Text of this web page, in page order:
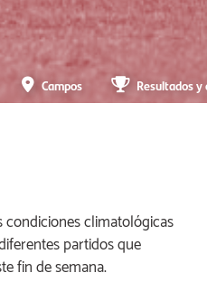
Campos Resultados
condiciones climatológicas
partidos que
fin de semana.